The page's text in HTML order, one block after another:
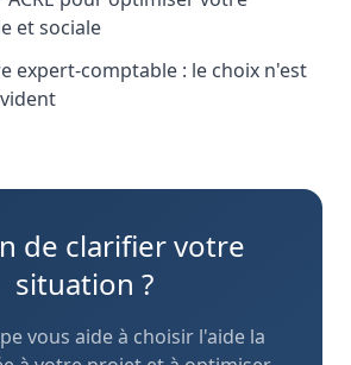
et sociale
expert-comptable : le choix n'est
de clarifier votre
situation ?
vous aide à choisir l'aide la